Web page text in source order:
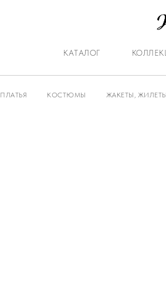
КАТАЛОГ
ПЛАТЬЯ КОСТЮМЫ ЖАКЕТЫ, ЖИЛЕТЫ